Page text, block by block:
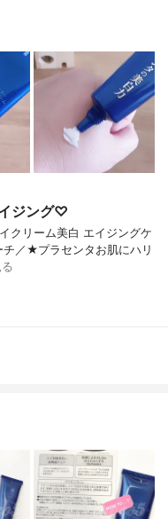
ジング♡
クリーム美白 エイジングケ
／★プラセンタお肌にハリ